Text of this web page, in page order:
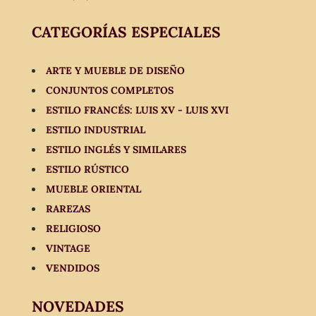
CATEGORÍAS ESPECIALES
ARTE Y MUEBLE DE DISEÑO
CONJUNTOS COMPLETOS
ESTILO FRANCÉS: LUIS XV - LUIS XVI
ESTILO INDUSTRIAL
ESTILO INGLÉS Y SIMILARES
ESTILO RÚSTICO
MUEBLE ORIENTAL
RAREZAS
RELIGIOSO
VINTAGE
VENDIDOS
NOVEDADES